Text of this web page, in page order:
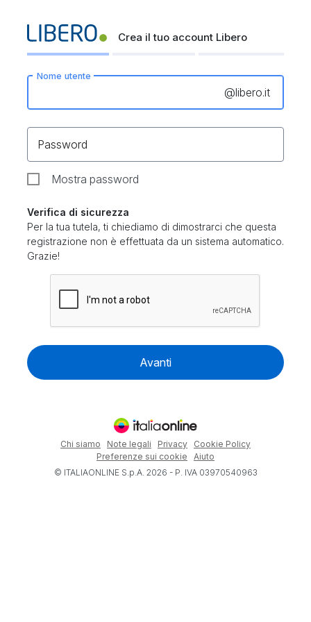
Crea il tuo account Libero
Nome utente
@libero.it
Password
Mostra password
Verifica di sicurezza
Per la tua tutela, ti chiediamo di dimostrarci che questa
registrazione non è effettuata da un sistema automatico.
Grazie!
Avanti
Chi siamo Note legali Privacy
Cookie Policy
Preferenze sui cookie
Aiuto
© ITALIAONLINE S.p.A. 2026 - P. IVA 03970540963